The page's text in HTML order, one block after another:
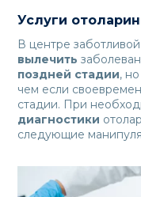
Услуги
В центре
вылечить
поздней стадии,
чем если
стадии. При
диагностики
следующие